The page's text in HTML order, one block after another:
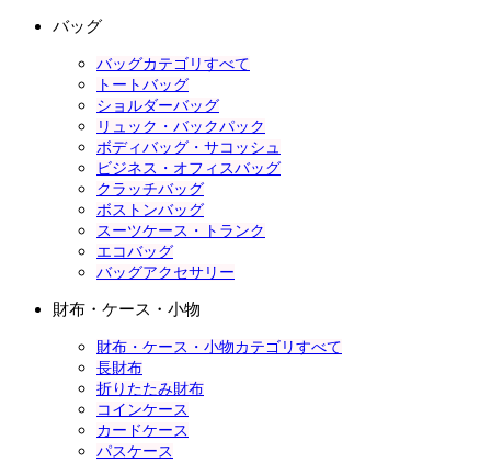
バッグ
バッグカテゴリすべて
トートバッグ
ショルダーバッグ
リュック・バックパック
ボディバッグ・サコッシュ
ビジネス・オフィスバッグ
クラッチバッグ
ボストンバッグ
スーツケース・トランク
エコバッグ
バッグアクセサリー
財布・ケース・小物
財布・ケース・小物カテゴリすべて
長財布
折りたたみ財布
コインケース
カードケース
パスケース